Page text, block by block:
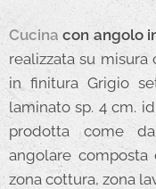
Cucina con angolo
realizzata su misura
in finitura Grigio
laminato sp. 4 cm.
prodotta come
angolare
zona cottura, zona